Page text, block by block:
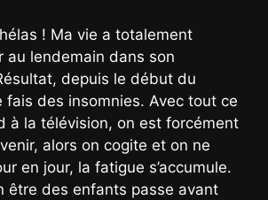
! Ma vie a totalement
au lendemain dans son
depuis le début du
fais des insomnies. Avec tout ce
à la télévision, on est forcément
alors on cogite et on ne
en jour, la fatigue s’accumule.
être des enfants passe avant